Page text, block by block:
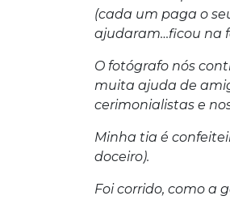
(cada um paga o
ajudaram…ficou na
O fotógrafo nós
muita ajuda de
cerimonialistas e
Minha tia é
doceiro).
Foi corrido, como a